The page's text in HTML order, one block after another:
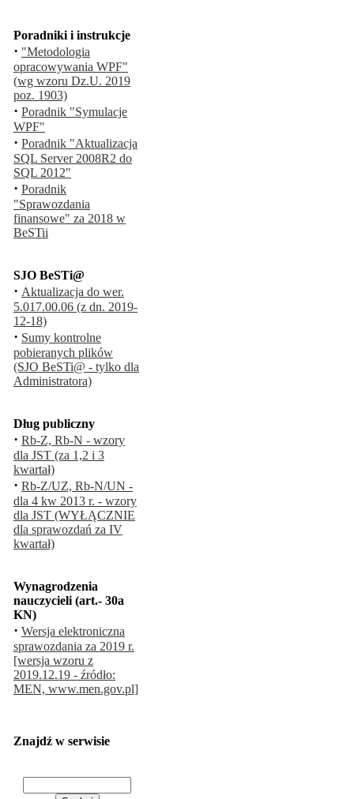
Poradniki i instrukcje
· "Metodologia
opracowywania WPF"
(wg wzoru Dz.U. 2019
poz. 1903)
· Poradnik "Symulacje
WPF"
· Poradnik "Aktualizacja
SQL Server 2008R2 do
SQL 2012"
· Poradnik
"Sprawozdania
finansowe" za 2018 w
BeSTii
SJO BeSTi@
· Aktualizacja do wer.
5.017.00.06 (z dn. 2019-
12-18)
· Sumy kontrolne
pobieranych plików
(SJO BeSTi@ - tylko dla
Administratora)
Dług publiczny
· Rb-Z, Rb-N - wzory
dla JST (za 1,2 i 3
kwartał)
· Rb-Z/UZ, Rb-N/UN -
dla 4 kw 2013 r. - wzory
dla JST (WYŁĄCZNIE
dla sprawozdań za IV
kwartał)
Wynagrodzenia
nauczycieli (art.- 30a
KN)
· Wersja elektroniczna
sprawozdania za 2019 r.
[wersja wzoru z
2019.12.19 - źródło:
MEN, www.men.gov.pl]
Znajdź w serwisie